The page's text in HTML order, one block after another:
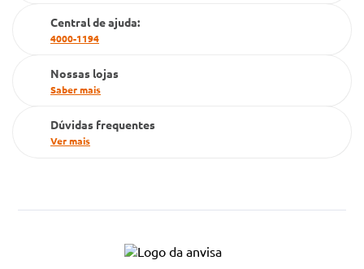
Cartão Grupo Conde
Televendas
Central de ajuda:
4000-1194
Nossas lojas
Saber mais
Dúvidas frequentes
Ver mais